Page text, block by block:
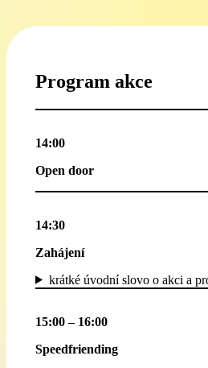
Program akce
14:00
Open door
14:30
Zahájení
krátké úvodní slovo o akci a
15:00 – 16:00
Speedfriending